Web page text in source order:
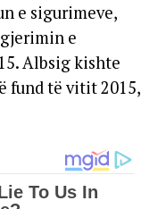
e sigurimeve,
e
Albsig kishte
fund të vitit 2015,